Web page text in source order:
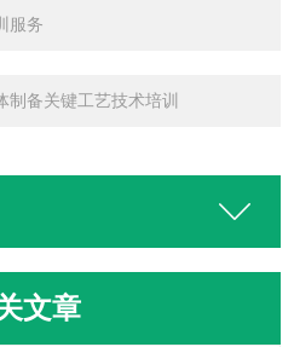
服务
制备关键工艺技术培训
文章